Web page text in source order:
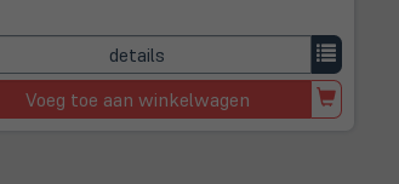
details
Voeg toe aan winkelwagen